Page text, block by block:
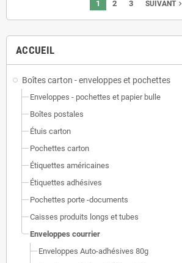
ACCUEIL
Boîtes carton - enveloppes et pochettes
Enveloppes - pochettes et papier bulle
Boîtes postales
Étuis carton
Pochettes carton
Étiquettes américaines
Étiquettes adhésives
Pochettes porte -documents
Caisses produits longs et tubes
Enveloppes courrier
Enveloppes Auto-adhésives 80g
1 2 3 SUIVANTnavigate_next